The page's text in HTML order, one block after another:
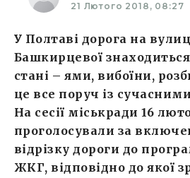
21 Лютого 2018, 08:27
У Полтаві дорога на
Башкирцевої
стані – ями, вибоїни,
це все поруч із
На сесії міськради 16
проголосували за
відрізку дороги до
ЖКГ, відповідно до якої